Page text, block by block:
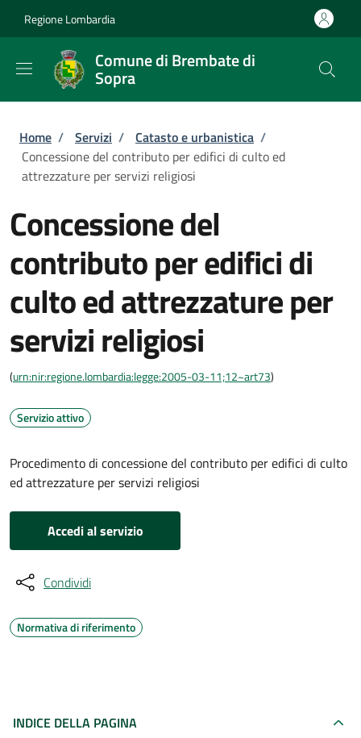
Regione Lombardia
Comune di Brembate di
Sopra
Briciole di pane
Home / Servizi / Catasto e urbanistica /
Concessione del contributo per edifici di culto ed
attrezzature per servizi religiosi
Concessione del
contributo per edifici di
culto ed attrezzature per
servizi religiosi
(urn:nir:regione.lombardia:legge:2005-03-11;12~art73)
Servizio attivo
Procedimento di concessione del contributo per edifici di culto
ed attrezzature per servizi religiosi
Accedi al servizio
Condividi
Normativa di riferimento
INDICE DELLA PAGINA